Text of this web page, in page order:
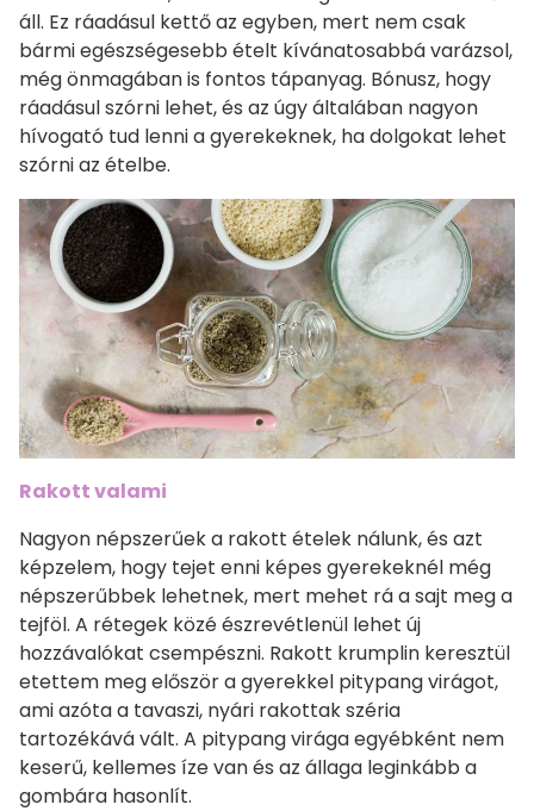
áll. Ez ráadásul kettő az egyben, mert nem csak
bármi egészségesebb ételt kívánatosabbá varázsol,
még önmagában is fontos tápanyag. Bónusz, hogy
ráadásul szórni lehet, és az úgy általában nagyon
hívogató tud lenni a gyerekeknek, ha dolgokat lehet
szórni az ételbe.
Rakott valami
Nagyon népszerűek a rakott ételek nálunk, és azt
képzelem, hogy tejet enni képes gyerekeknél még
népszerűbbek lehetnek, mert mehet rá a sajt meg a
tejföl. A rétegek közé észrevétlenül lehet új
hozzávalókat csempészni. Rakott krumplin keresztül
etettem meg először a gyerekkel pitypang virágot,
ami azóta a tavaszi, nyári rakottak széria
tartozékává vált. A pitypang virága egyébként nem
keserű, kellemes íze van és az állaga leginkább a
gombára hasonlít.